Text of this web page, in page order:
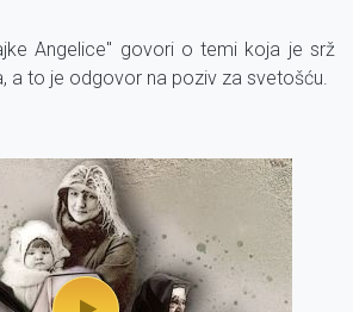
Angelice" govori o temi koja je srž
a to je odgovor na poziv za svetošću.